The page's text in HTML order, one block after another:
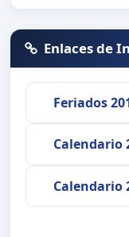
Enlaces de
Feriados
Calendario
Calendario